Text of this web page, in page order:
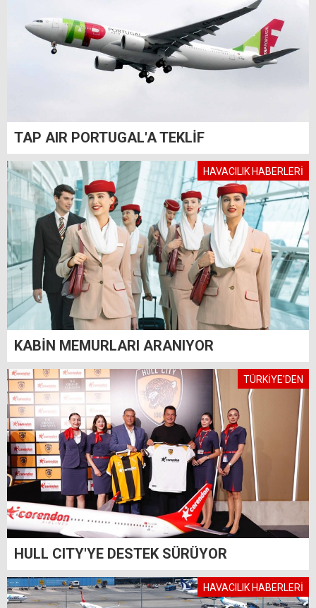
TAP AIR PORTUGAL'A TEKLİF
HAVACILIK HABERLERİ
KABİN MEMURLARI ARANIYOR
TÜRKİYE'DEN
HULL CITY'YE DESTEK SÜRÜYOR
HAVACILIK HABERLERİ